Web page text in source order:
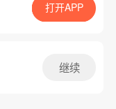
App免费看
打开APP
继续